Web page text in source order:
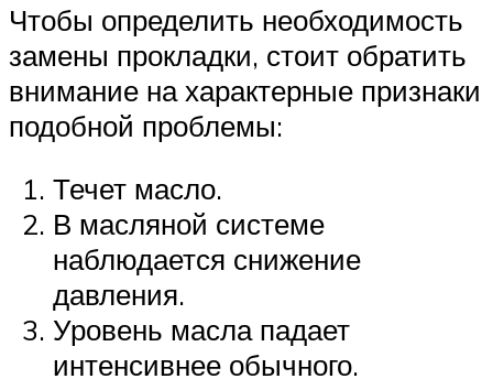
Чтобы определить необходимость
замены прокладки, стоит обратить
внимание на характерные признаки
подобной проблемы:
Течет масло.
В масляной системе
наблюдается снижение
давления.
Уровень масла падает
интенсивнее обычного.